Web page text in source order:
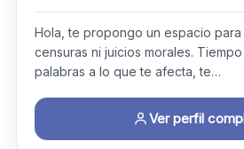
Hola, te propongo un espacio para
censuras ni juicios morales.
palabras a lo que te afecta, te…
Ver perfil